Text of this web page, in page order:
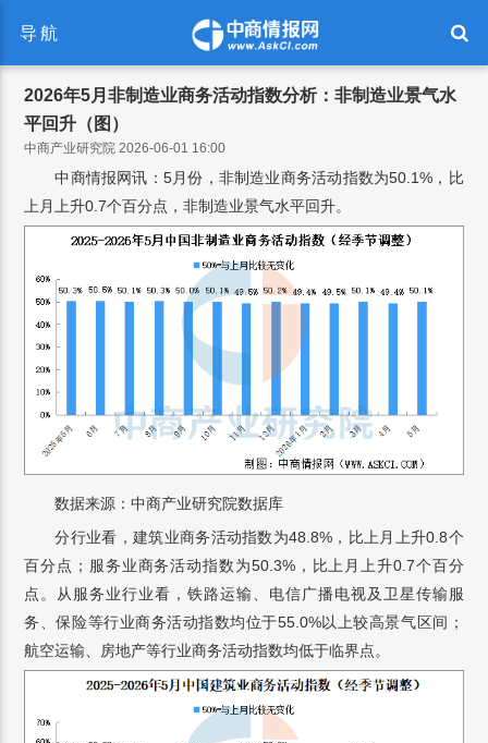
导航
2026年5月非制造业商务活动指数分析：非制造业景气水
平回升（图）
中商产业研究院 2026-06-01 16:00
中商情报网讯：5月份，非制造业商务活动指数为50.1%，比
上月上升0.7个百分点，非制造业景气水平回升。
数据来源：中商产业研究院数据库
分行业看，建筑业商务活动指数为48.8%，比上月上升0.8个
百分点；服务业商务活动指数为50.3%，比上月上升0.7个百分
点。从服务业行业看，铁路运输、电信广播电视及卫星传输服
务、保险等行业商务活动指数均位于55.0%以上较高景气区间；
航空运输、房地产等行业商务活动指数均低于临界点。